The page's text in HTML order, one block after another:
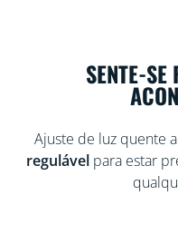
SENTE-
Ajuste de luz quente
regulável para estar